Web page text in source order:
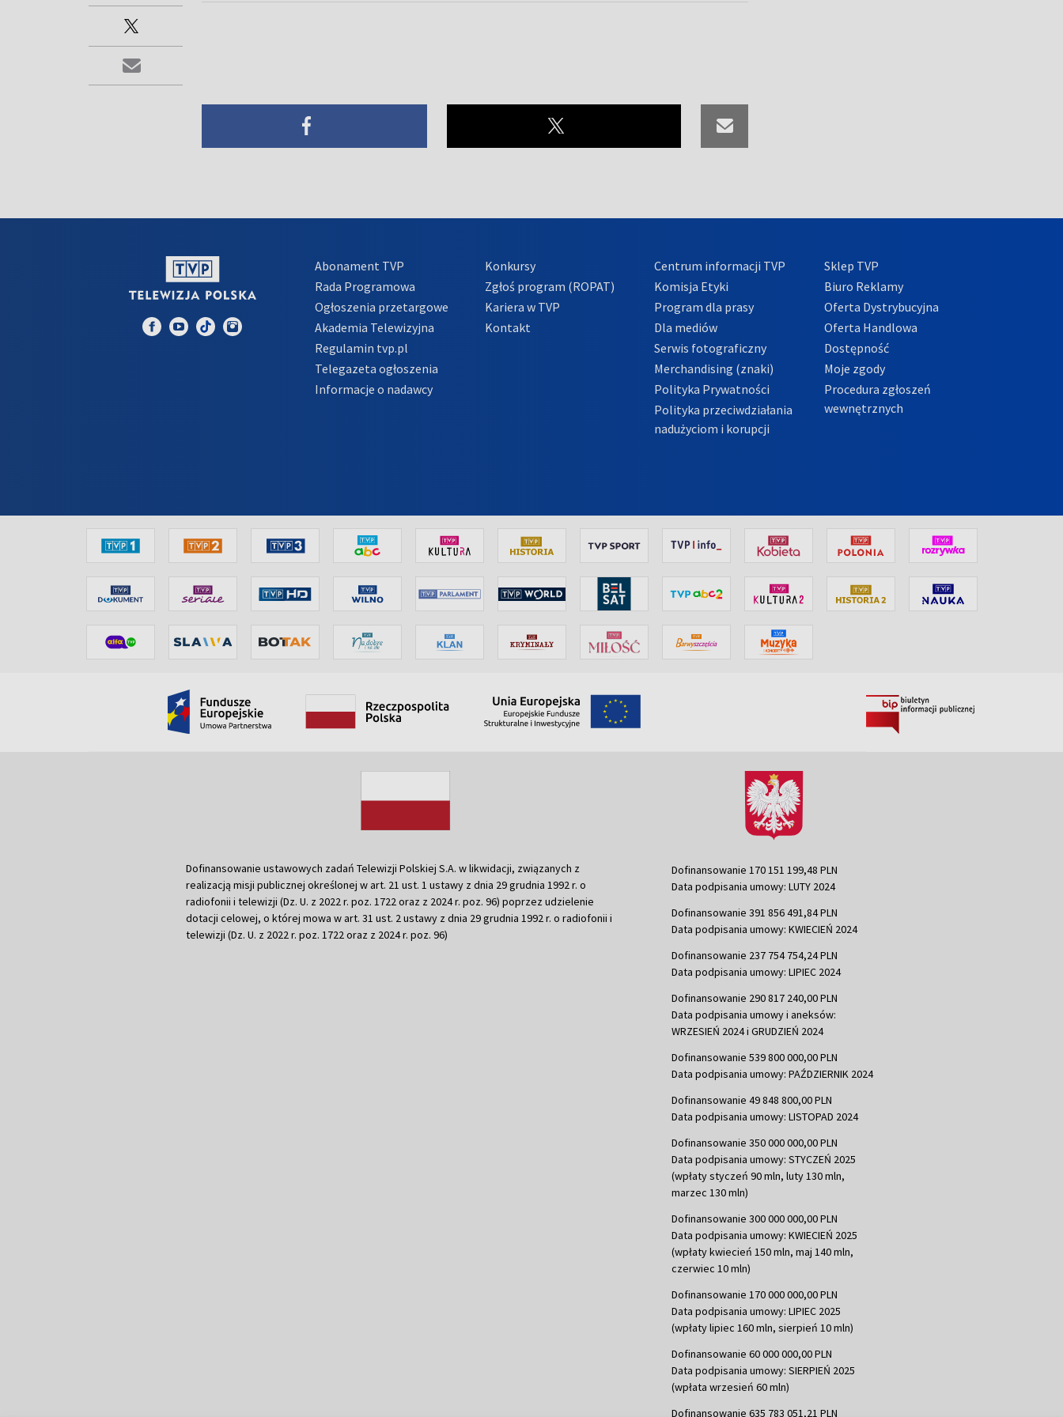
Abonament TVP
Rada Programowa
Ogłoszenia przetargowe
Akademia Telewizyjna
Regulamin tvp.pl
Telegazeta ogłoszenia
Informacje o nadawcy
Konkursy
Zgłoś program (ROPAT)
Kariera w TVP
Kontakt
Centrum informacji TVP
Komisja Etyki
Program dla prasy
Dla mediów
Serwis fotograficzny
Merchandising (znaki)
Polityka Prywatności
Polityka przeciwdziałania
nadużyciom i korupcji
Sklep TVP
Biuro Reklamy
Oferta Dystrybucyjna
Oferta Handlowa
Dostępność
Moje zgody
Procedura zgłoszeń
wewnętrznych
Dofinansowanie ustawowych zadań Telewizji Polskiej S.A. w likwidacji, związanych z
realizacją misji publicznej określonej w art. 21 ust. 1 ustawy z dnia 29 grudnia 1992 r. o
radiofonii i telewizji (Dz. U. z 2022 r. poz. 1722 oraz z 2024 r. poz. 96) poprzez udzielenie
dotacji celowej, o której mowa w art. 31 ust. 2 ustawy z dnia 29 grudnia 1992 r. o radiofonii i
telewizji (Dz. U. z 2022 r. poz. 1722 oraz z 2024 r. poz. 96)
Dofinansowanie 170 151 199,48 PLN
Data podpisania umowy: LUTY 2024
Dofinansowanie 391 856 491,84 PLN
Data podpisania umowy: KWIECIEŃ 2024
Dofinansowanie 237 754 754,24 PLN
Data podpisania umowy: LIPIEC 2024
Dofinansowanie 290 817 240,00 PLN
Data podpisania umowy i aneksów:
WRZESIEŃ 2024 i GRUDZIEŃ 2024
Dofinansowanie 539 800 000,00 PLN
Data podpisania umowy: PAŹDZIERNIK 2024
Dofinansowanie 49 848 800,00 PLN
Data podpisania umowy: LISTOPAD 2024
Dofinansowanie 350 000 000,00 PLN
Data podpisania umowy: STYCZEŃ 2025
(wpłaty styczeń 90 mln, luty 130 mln,
marzec 130 mln)
Dofinansowanie 300 000 000,00 PLN
Data podpisania umowy: KWIECIEŃ 2025
(wpłaty kwiecień 150 mln, maj 140 mln,
czerwiec 10 mln)
Dofinansowanie 170 000 000,00 PLN
Data podpisania umowy: LIPIEC 2025
(wpłaty lipiec 160 mln, sierpień 10 mln)
Dofinansowanie 60 000 000,00 PLN
Data podpisania umowy: SIERPIEŃ 2025
(wpłata wrzesień 60 mln)
Dofinansowanie 635 783 051,21 PLN